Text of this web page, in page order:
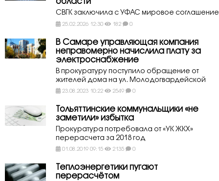
области
СВГК заключила с УФАС мировое соглашение
25.02.2026 12:30 182 0
В Самаре управляющая компания
неправомерно начислила плату за
электроснабжение
В прокуратуру поступило обращение от
жителей дома на ул. Молодогвардейской
23.08.2023 10:22 2549 0
Тольяттинские коммунальщики «не
заметили» избытка
Прокуратура потребовала от «УК ЖКХ»
перерасчета за 2018 год
01.08.2019 09:15 2135 0
Теплоэнергетики пугают
перерасчётом